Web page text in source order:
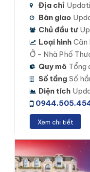
Địa chỉ
Bàn giao
Chủ đầu tư
Loại hình Căn
Ở - Nhà Phố
Quy mô Tổng
Số tầng Số
Diện tích
Xem chi tiết